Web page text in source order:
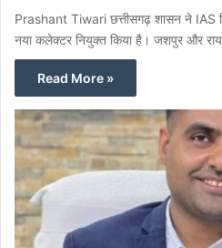
Prashant Tiwari छत्तीसगढ़ शासन ने IAS
नया कलेक्टर नियुक्त किया है। जशपुर और
Read More »